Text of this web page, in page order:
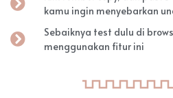
kamu ingin menyebarkan
Sebaiknya test dulu di
menggunakan fitur ini